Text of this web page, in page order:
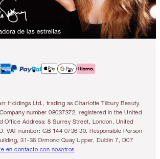
Holdings Ltd., trading as Charlotte Tilbury Beauty.
number 08037372, registered in the United
Office Address: 8 Surrey Street, London, United
VAT number: GB 144 0736 30. Responsible Person
31-36 Ormond Quay Upper, Dublin 7, D07
en contacto con nosotros